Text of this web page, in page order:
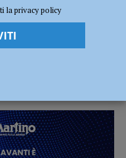
Castelvetro
unico
la privacy policy